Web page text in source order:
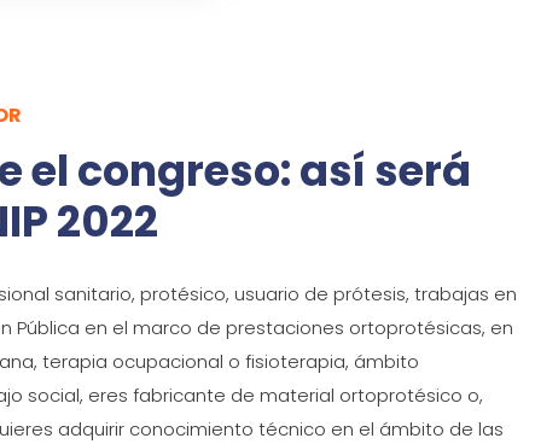
el congreso: así será
2022
sanitario, protésico, usuario de prótesis, trabajas en
Pública en el marco de prestaciones ortoprotésicas, en
terapia ocupacional o fisioterapia, ámbito
social, eres fabricante de material ortoprotésico o,
adquirir conocimiento técnico en el ámbito de las